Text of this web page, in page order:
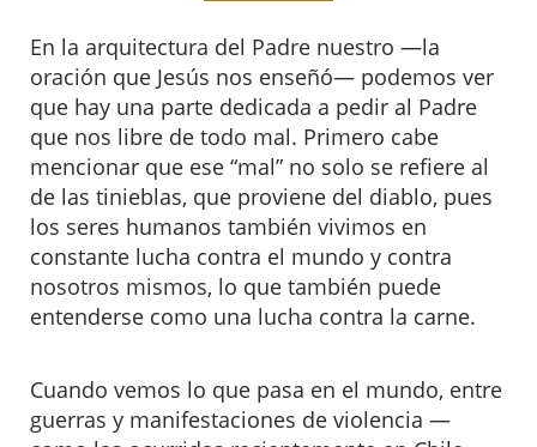
En la arquitectura del Padre nuestro —la
oración que Jesús nos enseñó— podemos ver
que hay una parte dedicada a pedir al Padre
que nos libre de todo mal. Primero cabe
mencionar que ese “mal” no solo se refiere al
de las tinieblas, que proviene del diablo, pues
los seres humanos también vivimos en
constante lucha contra el mundo y contra
nosotros mismos, lo que también puede
entenderse como una lucha contra la carne.
Cuando vemos lo que pasa en el mundo, entre
guerras y manifestaciones de violencia —